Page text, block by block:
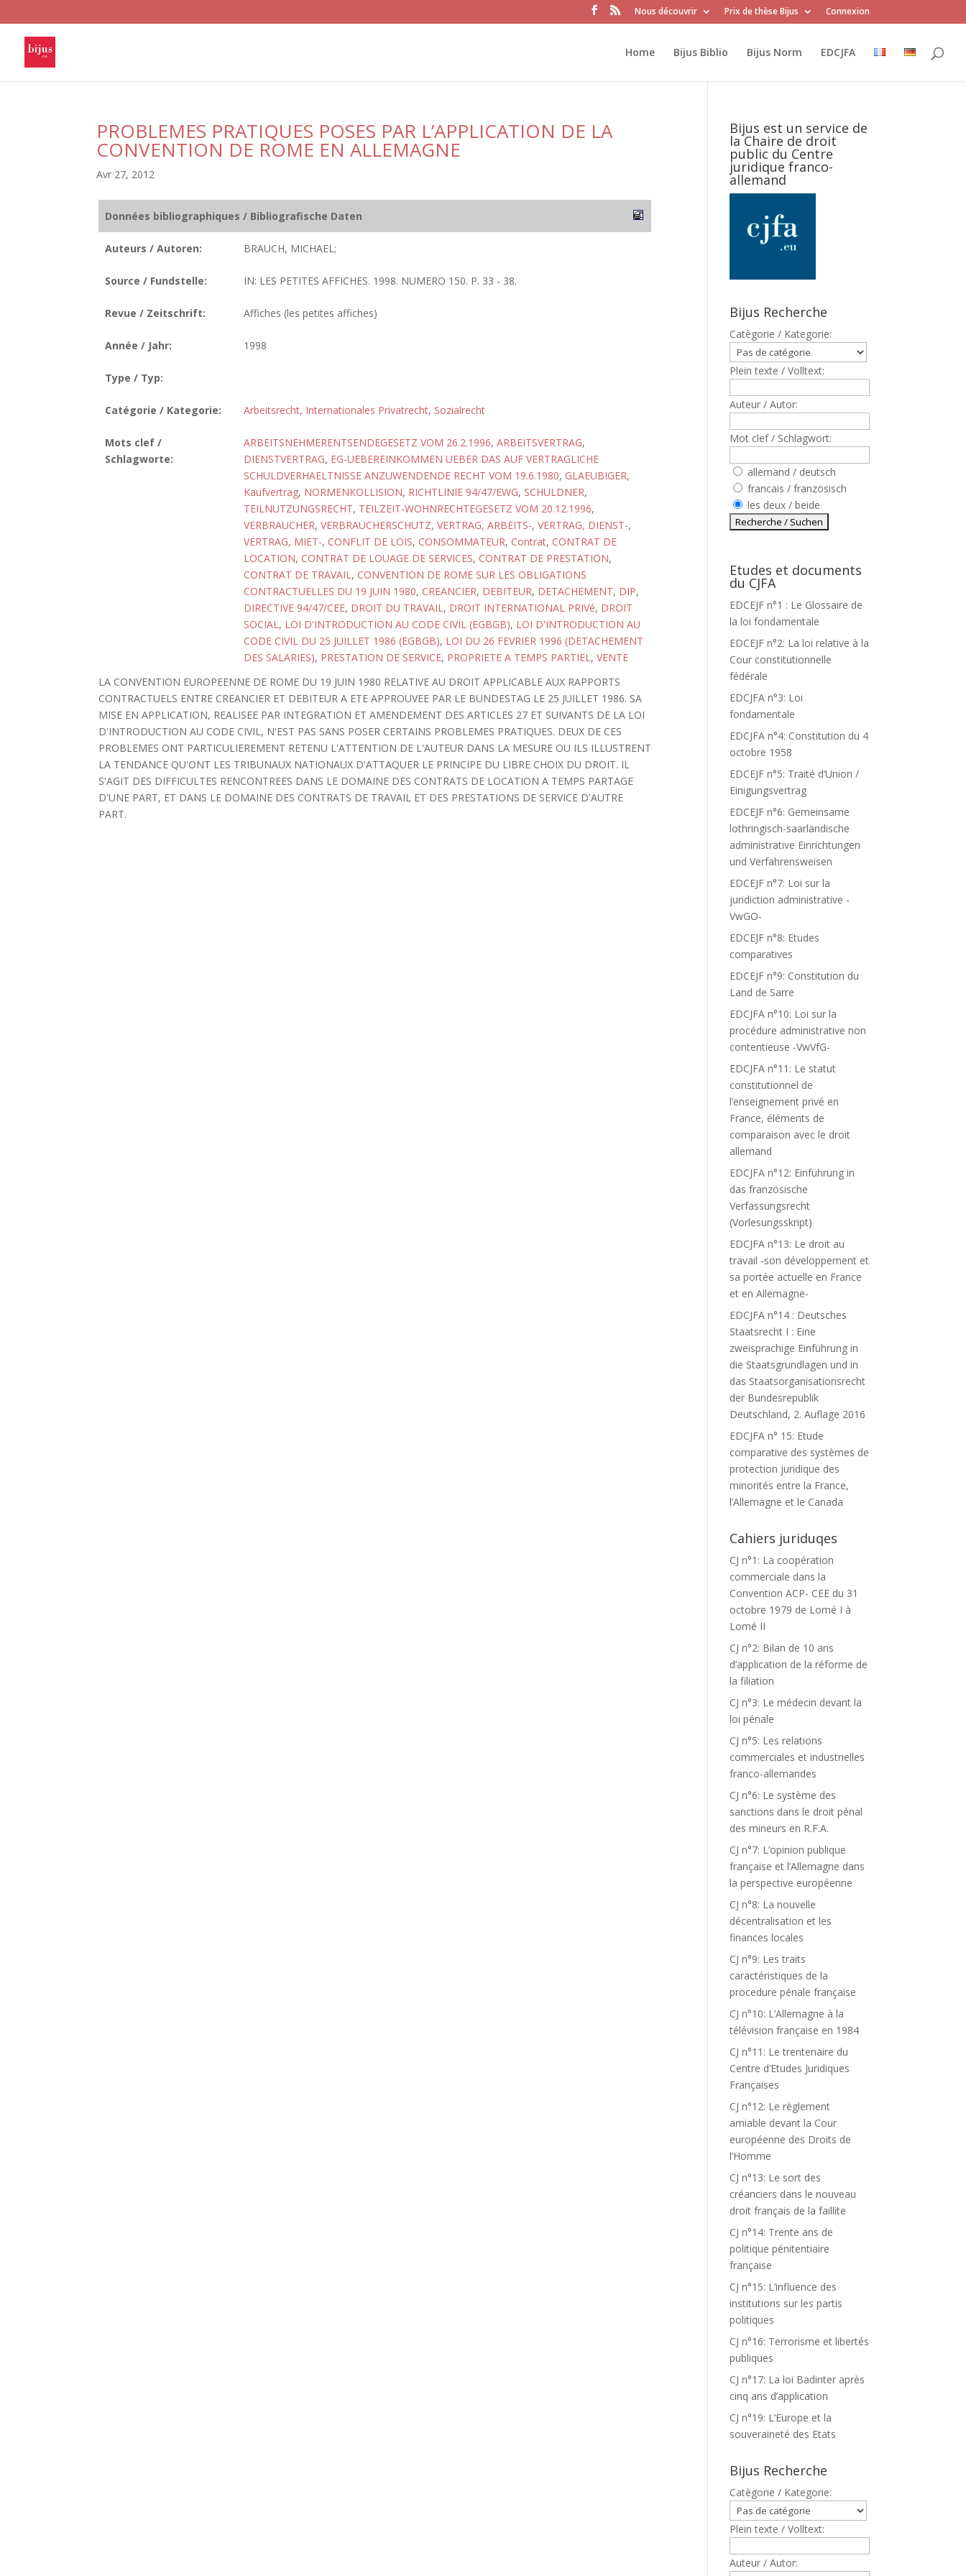
Nous découvrir Prix de thèse Bijus Connexion
Home Bijus Biblio Bijus Norm EDCJFA
PROBLEMES PRATIQUES POSES PAR L’APPLICATION DE LA
CONVENTION DE ROME EN ALLEMAGNE
Avr 27, 2012
Données bibliographiques / Bibliografische Daten
Auteurs / Autoren: BRAUCH, MICHAEL;
Source / Fundstelle: IN: LES PETITES AFFICHES. 1998. NUMERO 150. P. 33 - 38.
Revue / Zeitschrift: Affiches (les petites affiches)
Année / Jahr: 1998
Type / Typ:
Catégorie / Kategorie: Arbeitsrecht, Internationales Privatrecht, Sozialrecht
Mots clef /
Schlagworte:
ARBEITSNEHMERENTSENDEGESETZ VOM 26.2.1996, ARBEITSVERTRAG,
DIENSTVERTRAG, EG-UEBEREINKOMMEN UEBER DAS AUF VERTRAGLICHE
SCHULDVERHAELTNISSE ANZUWENDENDE RECHT VOM 19.6.1980, GLAEUBIGER,
Kaufvertrag, NORMENKOLLISION, RICHTLINIE 94/47/EWG, SCHULDNER,
TEILNUTZUNGSRECHT, TEILZEIT-WOHNRECHTEGESETZ VOM 20.12.1996,
VERBRAUCHER, VERBRAUCHERSCHUTZ, VERTRAG, ARBEITS-, VERTRAG, DIENST-,
VERTRAG, MIET-, CONFLIT DE LOIS, CONSOMMATEUR, Contrat, CONTRAT DE
LOCATION, CONTRAT DE LOUAGE DE SERVICES, CONTRAT DE PRESTATION,
CONTRAT DE TRAVAIL, CONVENTION DE ROME SUR LES OBLIGATIONS
CONTRACTUELLES DU 19 JUIN 1980, CREANCIER, DEBITEUR, DETACHEMENT, DIP,
DIRECTIVE 94/47/CEE, DROIT DU TRAVAIL, DROIT INTERNATIONAL PRIVé, DROIT
SOCIAL, LOI D'INTRODUCTION AU CODE CIVIL (EGBGB), LOI D'INTRODUCTION AU
CODE CIVIL DU 25 JUILLET 1986 (EGBGB), LOI DU 26 FEVRIER 1996 (DETACHEMENT
DES SALARIES), PRESTATION DE SERVICE, PROPRIETE A TEMPS PARTIEL, VENTE
LA CONVENTION EUROPEENNE DE ROME DU 19 JUIN 1980 RELATIVE AU DROIT APPLICABLE AUX RAPPORTS
CONTRACTUELS ENTRE CREANCIER ET DEBITEUR A ETE APPROUVEE PAR LE BUNDESTAG LE 25 JUILLET 1986. SA
MISE EN APPLICATION, REALISEE PAR INTEGRATION ET AMENDEMENT DES ARTICLES 27 ET SUIVANTS DE LA LOI
D'INTRODUCTION AU CODE CIVIL, N'EST PAS SANS POSER CERTAINS PROBLEMES PRATIQUES. DEUX DE CES
PROBLEMES ONT PARTICULIEREMENT RETENU L'ATTENTION DE L'AUTEUR DANS LA MESURE OU ILS ILLUSTRENT
LA TENDANCE QU'ONT LES TRIBUNAUX NATIONAUX D'ATTAQUER LE PRINCIPE DU LIBRE CHOIX DU DROIT. IL
S'AGIT DES DIFFICULTES RENCONTREES DANS LE DOMAINE DES CONTRATS DE LOCATION A TEMPS PARTAGE
D'UNE PART, ET DANS LE DOMAINE DES CONTRATS DE TRAVAIL ET DES PRESTATIONS DE SERVICE D'AUTRE
PART.
Bijus est un service de
la Chaire de droit
public du Centre
juridique franco-
allemand
Bijus Recherche
Catègorie / Kategorie:
Plein texte / Volltext:
Auteur / Autor:
Mot clef / Schlagwort:
allemand / deutsch
francais / französisch
les deux / beide
Etudes et documents
du CJFA
EDCEJF n°1 : Le Glossaire de
la loi fondamentale
EDCEJF n°2: La loi relative à la
Cour constitutionnelle
fédérale
EDCJFA n°3: Loi
fondamentale
EDCJFA n°4: Constitution du 4
octobre 1958
EDCEJF n°5: Traité d’Union /
Einigungsvertrag
EDCEJF n°6: Gemeinsame
lothringisch-saarländische
administrative Einrichtungen
und Verfahrensweisen
EDCEJF n°7: Loi sur la
juridiction administrative -
VwGO-
EDCEJF n°8: Etudes
comparatives
EDCEJF n°9: Constitution du
Land de Sarre
EDCJFA n°10: Loi sur la
procédure administrative non
contentieuse -VwVfG-
EDCJFA n°11: Le statut
constitutionnel de
l’enseignement privé en
France, éléments de
comparaison avec le droit
allemand
EDCJFA n°12: Einführung in
das französische
Verfassungsrecht
(Vorlesungsskript)
EDCJFA n°13: Le droit au
travail -son développement et
sa portée actuelle en France
et en Allemagne-
EDCJFA n°14 : Deutsches
Staatsrecht I : Eine
zweisprachige Einführung in
die Staatsgrundlagen und in
das Staatsorganisationsrecht
der Bundesrepublik
Deutschland, 2. Auflage 2016
EDCJFA n° 15: Etude
comparative des systèmes de
protection juridique des
minorités entre la France,
l’Allemagne et le Canada
Cahiers juriduqes
CJ n°1: La coopération
commerciale dans la
Convention ACP- CEE du 31
octobre 1979 de Lomé I à
Lomé II
CJ n°2: Bilan de 10 ans
d’application de la réforme de
la filiation
CJ n°3: Le médecin devant la
loi pénale
CJ n°5: Les relations
commerciales et industrielles
franco-allemandes
CJ n°6: Le système des
sanctions dans le droit pénal
des mineurs en R.F.A.
CJ n°7: L’opinion publique
française et l’Allemagne dans
la perspective européenne
CJ n°8: La nouvelle
décentralisation et les
finances locales
CJ n°9: Les traits
caractéristiques de la
procedure pénale française
CJ n°10: L’Allemagne à la
télévision française en 1984
CJ n°11: Le trentenaire du
Centre d’Etudes Juridiques
Françaises
CJ n°12: Le règlement
amiable devant la Cour
européenne des Droits de
l’Homme
CJ n°13: Le sort des
créanciers dans le nouveau
droit français de la faillite
CJ n°14: Trente ans de
politique pénitentiaire
française
CJ n°15: L’influence des
institutions sur les partis
politiques
CJ n°16: Terrorisme et libertés
publiques
CJ n°17: La loi Badinter après
cinq ans d’application
CJ n°19: L’Europe et la
souveraineté des Etats
Bijus Recherche
Catègorie / Kategorie:
Plein texte / Volltext:
Auteur / Autor: